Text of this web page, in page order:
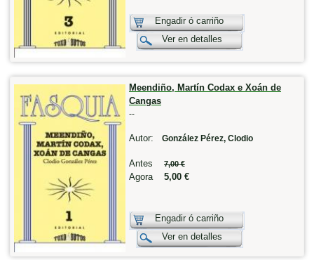
Engadir ó carriño
Ver en detalles
Meendiño, Martín Codax e Xoán de
Cangas
--
Autor: González Pérez, Clodio
Antes 7,00 €
Agora 5,00 €
Engadir ó carriño
Ver en detalles